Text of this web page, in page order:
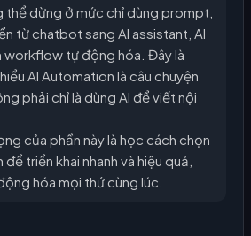
thể dừng ở mức chỉ dùng prompt,
từ chatbot sang AI assistant, AI
workflow tự động hóa. Đây là
AI Automation là câu chuyện
phải chỉ là dùng AI để viết nội
của phần này là học cách chọn
triển khai nhanh và hiệu quả,
hóa mọi thứ cùng lúc.